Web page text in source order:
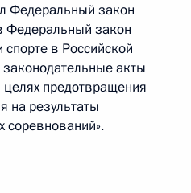
Федеральный закон
Федеральный закон
спорте в Российской
акты
предотвращения
на результаты
соревнований».